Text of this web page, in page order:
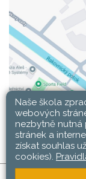
Naše škola
webových
nezbytně nutná
stránek a
získat souhlas
cookies).